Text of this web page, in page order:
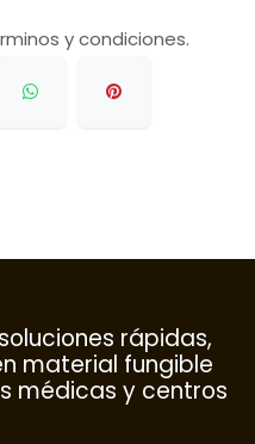
y condiciones.
rápidas,
material fungible
médicas y centros